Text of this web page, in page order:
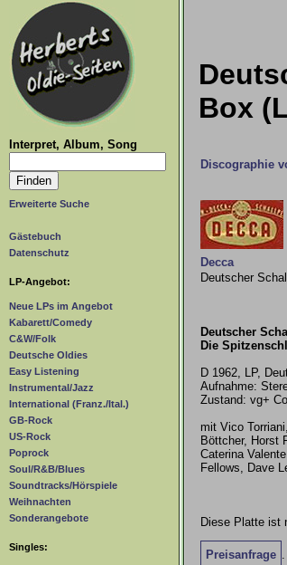
Interpret, Album, Song
Erweiterte Suche
Gästebuch
Datenschutz
LP-Angebot:
Neue LPs im Angebot
Kabarett/Comedy
C&W/Folk
Deutsche Oldies
Easy Listening
Instrumental/Jazz
International (Franz./Ital.)
GB-Rock
US-Rock
Poprock
Soul/R&B/Blues
Soundtracks/Hörspiele
Weihnachten
Sonderangebote
Singles:
Box
Discographie
Decca
Deutscher
Deutscher
Die
D 1962, LP,
Aufnahme:
Zustand: vg+
mit Vico
Böttcher, Horst
Caterina
Fellows, Dave
Diese Platte ist
Preisanfrage